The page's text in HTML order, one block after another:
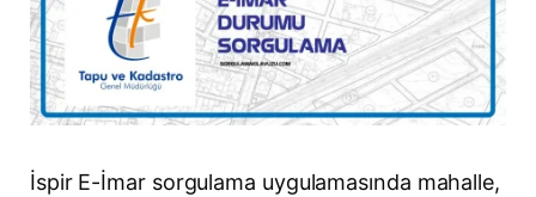
İspir E-İmar sorgulama uygulamasında mahalle,